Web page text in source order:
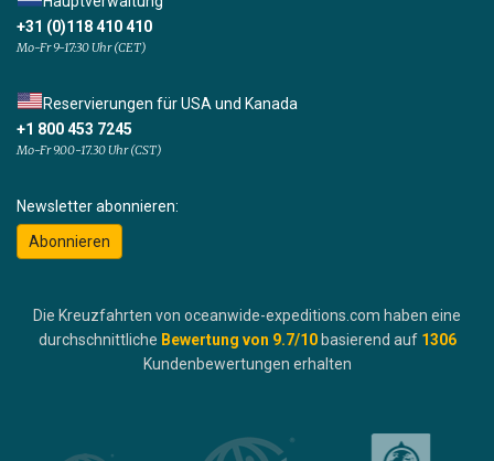
+31 (0)118 410 410
Mo-Fr 9-17:30 Uhr (CET)
Reservierungen für USA und Kanada
+1 800 453 7245
Mo-Fr 9.00-17.30 Uhr (CST)
Newsletter abonnieren:
Abonnieren
Die Kreuzfahrten von oceanwide-expeditions.com haben eine
durchschnittliche Bewertung von 9.7/10 basierend auf 1306
Kundenbewertungen erhalten